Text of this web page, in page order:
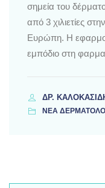
σημεία του
από 3 χιλιετίες
Ευρώπη. Η
εμπόδιο στη
ΔΡ.
ΝΕΑ